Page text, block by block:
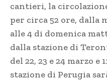
cantieri, la
per circa 52 ore, dalla
alle 4 di domenica
dalla stazione di
del 22, 23 e 24 marzo e
stazione di Perugia